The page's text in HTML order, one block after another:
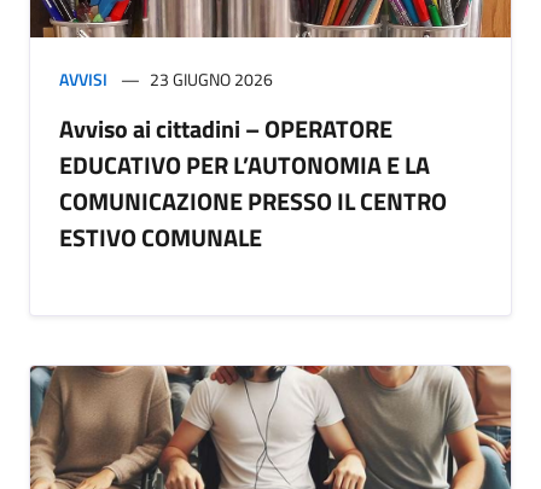
AVVISI 23 GIUGNO 2026
Avviso ai cittadini – OPERATORE
EDUCATIVO PER L’AUTONOMIA E LA
COMUNICAZIONE PRESSO IL CENTRO
ESTIVO COMUNALE